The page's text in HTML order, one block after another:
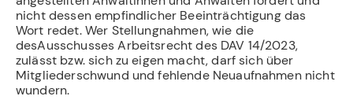
nicht dessen empfindlicher Beeinträchtigung das
Wort redet. Wer Stellungnahmen, wie die
desAusschusses Arbeitsrecht des DAV 14/2023,
zulässt bzw. sich zu eigen macht, darf sich über
Mitgliederschwund und fehlende Neuaufnahmen nicht
wundern.